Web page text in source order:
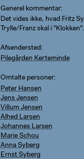
Generel kommentar
Det vides ikke, hvad Fritz
Trylle/Franz skal i "Klokken".
Afsendersted
Pilegården Kerteminde
Omtalte personer
Peter Hansen
Jens Jensen
Villum Jensen
Alhed Larsen
Johannes Larsen
Marie Schou
Anna Syberg
Ernst Syberg